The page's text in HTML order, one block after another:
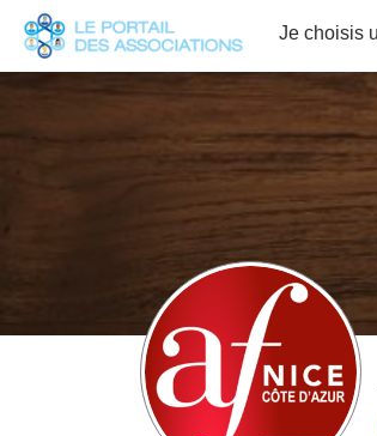
Je choisis
Panneau de gestion des cookies